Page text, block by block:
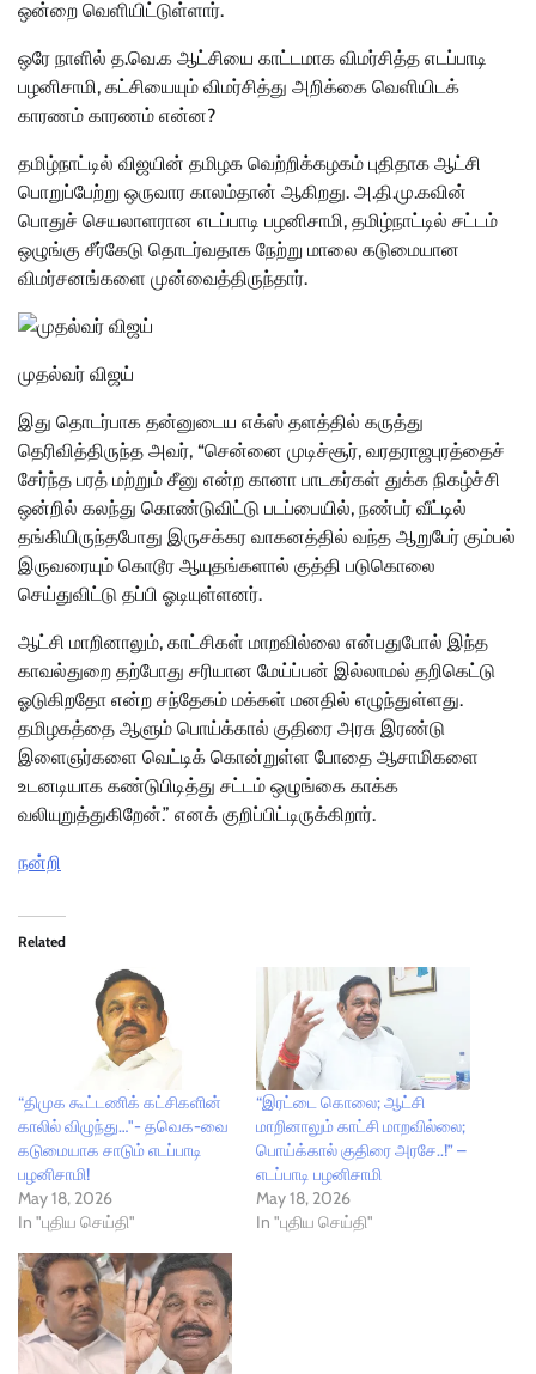
ஒன்றை வெளியிட்டுள்ளார்.
ஒரே நாளில் த.வெ.க ஆட்சியை காட்டமாக விமர்சித்த எடப்பாடி
பழனிசாமி, கட்சியையும் விமர்சித்து அறிக்கை வெளியிடக்
காரணம் காரணம் என்ன?
தமிழ்நாட்டில் விஜயின் தமிழக வெற்றிக்கழகம் புதிதாக ஆட்சி
பொறுப்பேற்று ஒருவார காலம்தான் ஆகிறது. அ.தி.மு.கவின்
பொதுச் செயலாளரான எடப்பாடி பழனிசாமி, தமிழ்நாட்டில் சட்டம்
ஒழுங்கு சீர்கேடு தொடர்வதாக நேற்று மாலை கடுமையான
விமர்சனங்களை முன்வைத்திருந்தார்.
முதல்வர் விஜய்
இது தொடர்பாக தன்னுடைய எக்ஸ் தளத்தில் கருத்து
தெரிவித்திருந்த அவர், “சென்னை முடிச்சூர், வரதராஜபுரத்தைச்
சேர்ந்த பரத் மற்றும் சீனு என்ற கானா பாடகர்கள் துக்க நிகழ்ச்சி
ஒன்றில் கலந்து கொண்டுவிட்டு படப்பையில், நண்பர் வீட்டில்
தங்கியிருந்தபோது இருசக்கர வாகனத்தில் வந்த ஆறுபேர் கும்பல்
இருவரையும் கொடூர ஆயுதங்களால் குத்தி படுகொலை
செய்துவிட்டு தப்பி ஓடியுள்ளனர்.
ஆட்சி மாறினாலும், காட்சிகள் மாறவில்லை என்பதுபோல் இந்த
காவல்துறை தற்போது சரியான மேய்ப்பன் இல்லாமல் தறிகெட்டு
ஓடுகிறதோ என்ற சந்தேகம் மக்கள் மனதில் எழுந்துள்ளது.
தமிழகத்தை ஆளும் பொய்க்கால் குதிரை அரசு இரண்டு
இளைஞர்களை வெட்டிக் கொன்றுள்ள போதை ஆசாமிகளை
உடனடியாக கண்டுபிடித்து சட்டம் ஒழுங்கை காக்க
வலியுறுத்துகிறேன்.” எனக் குறிப்பிட்டிருக்கிறார்.
நன்றி
Related
“திமுக கூட்டணிக் கட்சிகளின்
காலில் விழுந்து…"- தவெக-வை
கடுமையாக சாடும் எடப்பாடி
பழனிசாமி!
May 18, 2026
In "புதிய செய்தி"
“இரட்டை கொலை; ஆட்சி
மாறினாலும் காட்சி மாறவில்லை;
பொய்க்கால் குதிரை அரசே..!” –
எடப்பாடி பழனிசாமி
May 18, 2026
In "புதிய செய்தி"